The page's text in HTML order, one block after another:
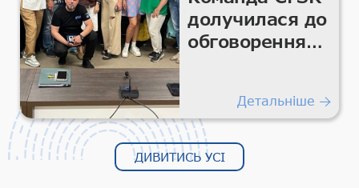
долучилася до
обговорення
діяльності та
громадянського
суспільства
Харківщини
Детальніше
ДИВИТИСЬ УСІ